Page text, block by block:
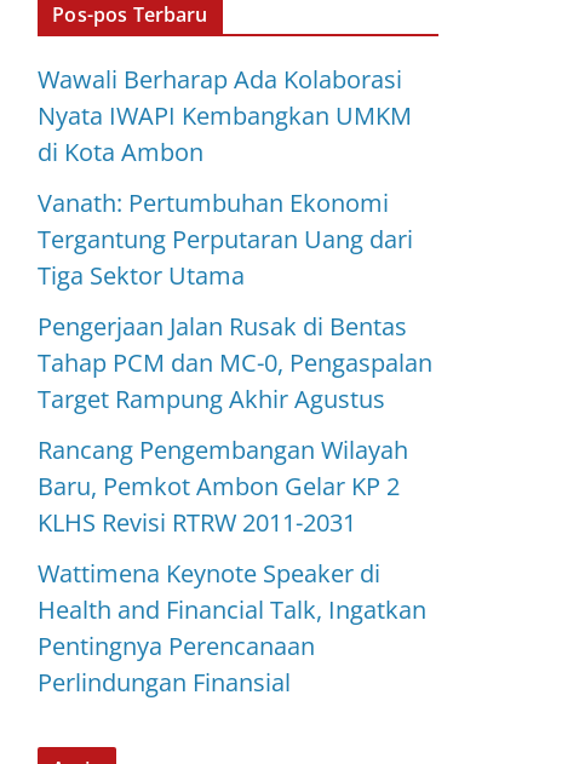
Pos-pos Terbaru
Wawali Berharap Ada Kolaborasi
Nyata IWAPI Kembangkan UMKM
di Kota Ambon
Vanath: Pertumbuhan Ekonomi
Tergantung Perputaran Uang dari
Tiga Sektor Utama
Pengerjaan Jalan Rusak di Bentas
Tahap PCM dan MC-0, Pengaspalan
Target Rampung Akhir Agustus
Rancang Pengembangan Wilayah
Baru, Pemkot Ambon Gelar KP 2
KLHS Revisi RTRW 2011-2031
Wattimena Keynote Speaker di
Health and Financial Talk, Ingatkan
Pentingnya Perencanaan
Perlindungan Finansial